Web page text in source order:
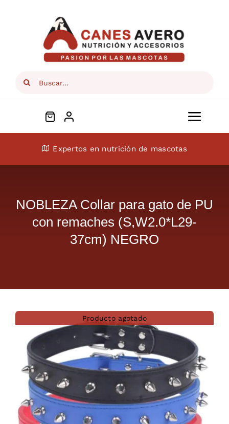
Search
Conócenos
Antiparasitarios
Arenas
Descanso
Super Ofertas
Expertos en nutrición de mascotas
NOBLEZA Collar para gato de PU
con remaches (S,W2.0*L29-
37cm) NEGRO
Producto agotado